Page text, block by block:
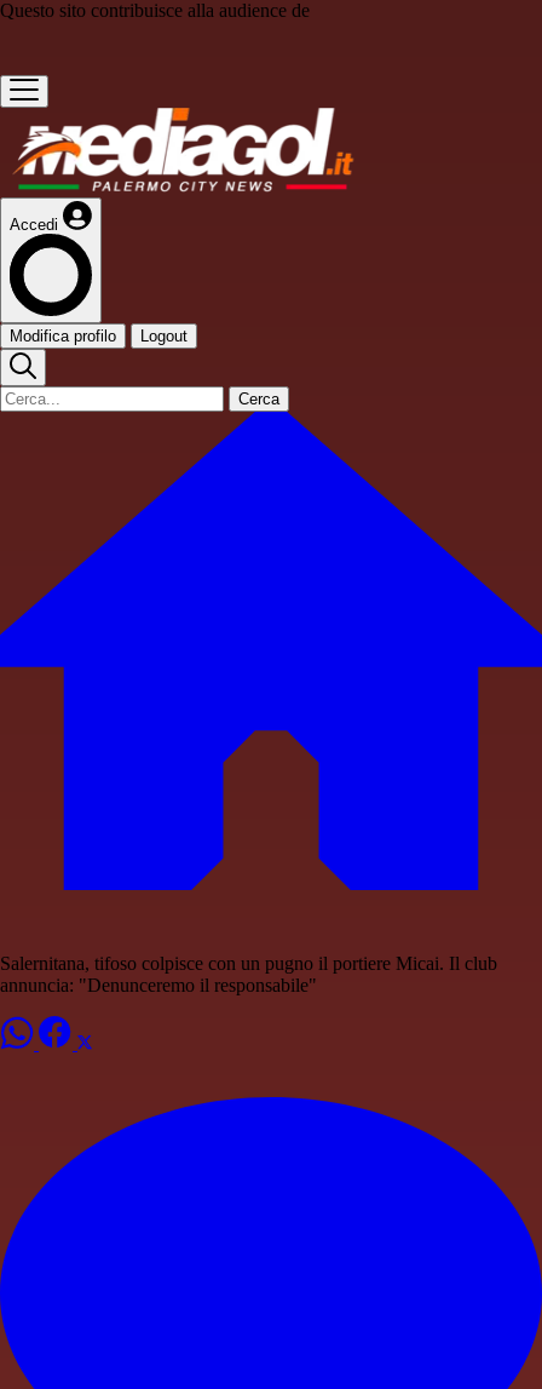
Questo sito contribuisce alla audience de
Accedi
Modifica profilo Logout
Cerca
Salernitana, tifoso colpisce con un pugno il portiere Micai. Il club
annuncia: "Denunceremo il responsabile"